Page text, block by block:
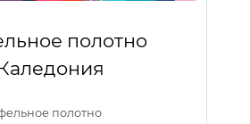
полотно
полотно